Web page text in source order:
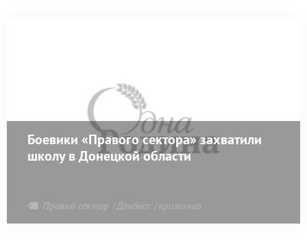
Боевики «Правого сектора» захватили
школу в Донецкой области
Правый сектор Донбасс криминал